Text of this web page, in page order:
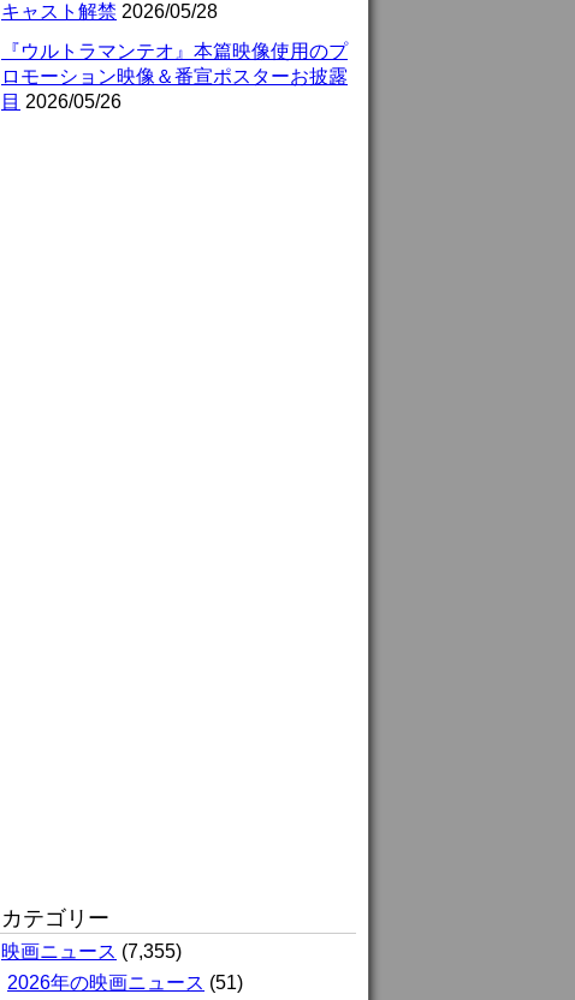
キャスト解禁 2026/05/28
『ウルトラマンテオ』本篇映像使用のプ
ロモーション映像＆番宣ポスターお披露
目 2026/05/26
カテゴリー
映画ニュース (7,355)
2026年の映画ニュース (51)